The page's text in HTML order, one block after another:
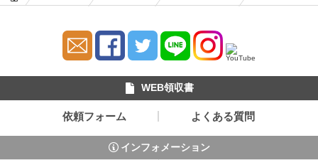
WEB領収書
依頼フォーム よくある質問
インフォメーション